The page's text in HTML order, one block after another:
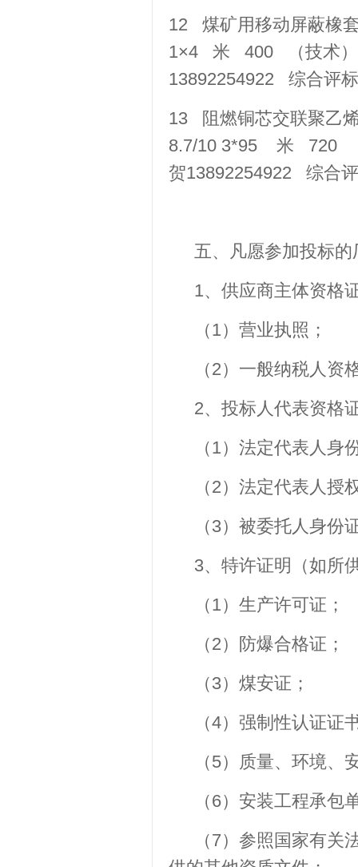
12 煤矿用移动屏蔽橡
1×4 米 400 （技术）
13892254922 综合评
13 阻燃铜芯交联聚乙
8.7/10 3*95 米 720 （
贺13892254922 综合
五、凡愿参加投标
1、供应商主体资格
（1）营业执照；
（2）一般纳税人资
2、投标人代表资格
（1）法定代表人身
（2）法定代表人授
（3）被委托人身份
3、特许证明（如所
（1）生产许可证；
（2）防爆合格证；
（3）煤安证；
（4）强制性认证证
（5）质量、环境、
（6）安装工程承
（7）参照国家有